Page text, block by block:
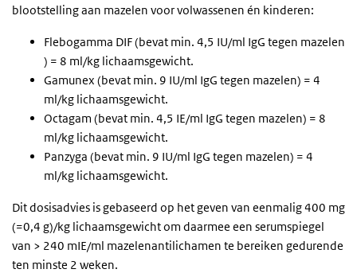
blootstelling aan mazelen voor volwassenen én kinderen:
Flebogamma DIF (bevat min. 4,5 IU/ml IgG tegen mazelen
) = 8 ml/kg lichaamsgewicht.
Gamunex (bevat min. 9 IU/ml IgG tegen mazelen) = 4
ml/kg lichaamsgewicht.
Octagam (bevat min. 4,5 IE/ml IgG tegen mazelen) = 8
ml/kg lichaamsgewicht.
Panzyga (bevat min. 9 IU/ml IgG tegen mazelen) = 4
ml/kg lichaamsgewicht.
Dit dosisadvies is gebaseerd op het geven van eenmalig 400 mg
(=0,4 g)/kg lichaamsgewicht om daarmee een serumspiegel
van > 240 mIE/ml mazelenantilichamen te bereiken gedurende
ten minste 2 weken.